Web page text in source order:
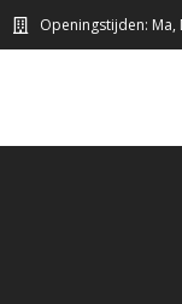
Openingstijden: Ma,